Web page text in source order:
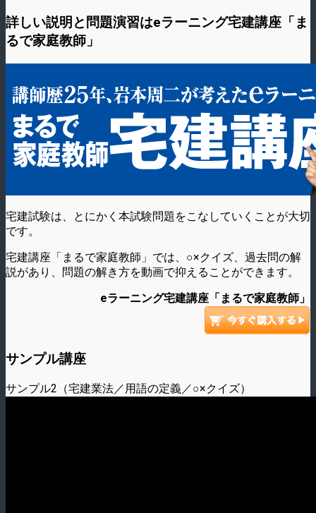
詳しい説明と問題演習はeラーニング宅建講座「ま
るで家庭教師」
宅建試験は、とにかく本試験問題をこなしていくことが大切
です。
宅建講座「まるで家庭教師」では、○×クイズ、過去問の解
説があり、問題の解き方を動画で抑えることができます。
eラーニング宅建講座「まるで家庭教師」
サンプル講座
サンプル2（宅建業法／用語の定義／○×クイズ）